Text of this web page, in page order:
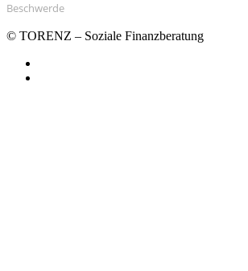
Beschwerde
© TORENZ – Soziale Finanzberatung